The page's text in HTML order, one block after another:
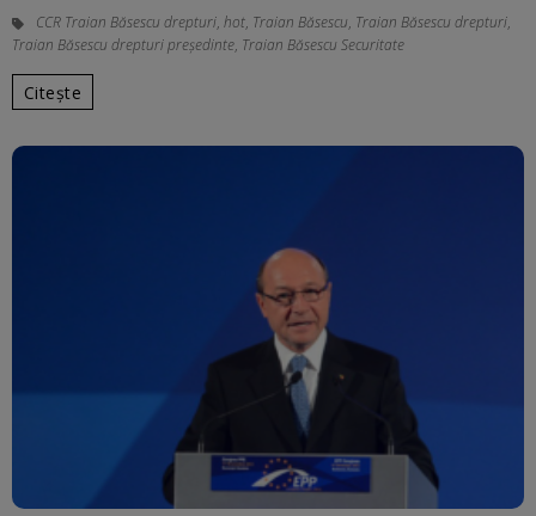
CCR Traian Băsescu drepturi, hot, Traian Băsescu, Traian Băsescu drepturi,
Traian Băsescu drepturi președinte, Traian Băsescu Securitate
Citește